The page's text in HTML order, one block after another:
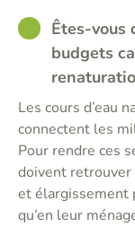
GOODÊtes-vous
budgets
Les cours d’eau
connectent les
Pour rendre ces
doivent
et élargissement
qu’en leur